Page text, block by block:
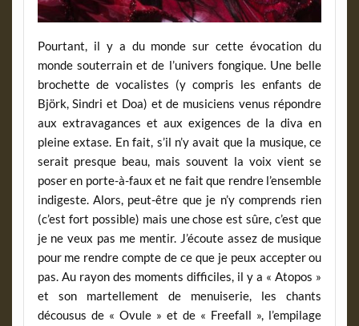
Pourtant, il y a du monde sur cette évocation du
monde souterrain et de l’univers fongique. Une belle
brochette de vocalistes (y compris les enfants de
Björk, Sindri et Doa) et de musiciens venus répondre
aux extravagances et aux exigences de la diva en
pleine extase. En fait, s’il n’y avait que la musique, ce
serait presque beau, mais souvent la voix vient se
poser en porte-à-faux et ne fait que rendre l’ensemble
indigeste. Alors, peut-être que je n’y comprends rien
(c’est fort possible) mais une chose est sûre, c’est que
je ne veux pas me mentir. J’écoute assez de musique
pour me rendre compte de ce que je peux accepter ou
pas. Au rayon des moments difficiles, il y a « Atopos »
et son martellement de menuiserie, les chants
décousus de « Ovule » et de « Freefall », l’empilage